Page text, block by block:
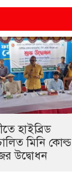
হাইব্রিড
মিনি কোল্ড
উদ্বোধন